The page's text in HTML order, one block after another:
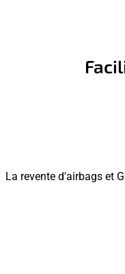
La revente d'airbags et